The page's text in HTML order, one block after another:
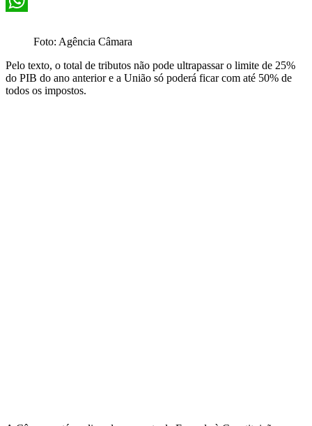
Foto: Agência Câmara
Pelo texto, o total de tributos não pode ultrapassar o limite de 25%
do PIB do ano anterior e a União só poderá ficar com até 50% de
todos os impostos.